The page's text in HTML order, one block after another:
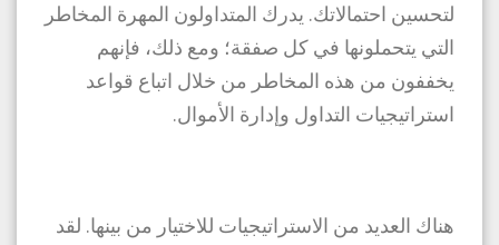
لتحسين احتمالاتك. يدرك المتداولون المهرة المخاطر
التي يتحملونها في كل صفقة؛ ومع ذلك، فإنهم
يخففون من هذه المخاطر من خلال اتباع قواعد
استراتيجيات التداول وإدارة الأموال.
هناك العديد من الاستراتيجيات للاختيار من بينها. لقد